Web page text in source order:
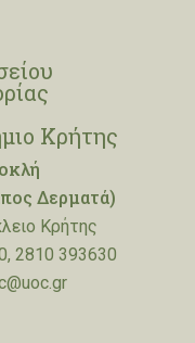
Κρήτης
Δερματά)
Κρήτης
2810 393630